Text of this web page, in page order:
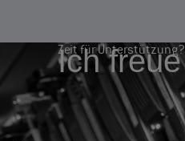
Zeit für Unterstützung?
Ich